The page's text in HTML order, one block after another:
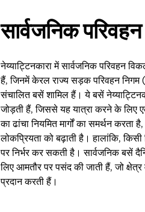
सार्वजनिक परिवहन
नेय्याट्टिनकारा में सार्वजनिक परिवहन
हैं, जिनमें केरल राज्य सड़क परिवहन निगम
संचालित बसें शामिल हैं। ये बसें
जोड़ती हैं, जिससे यह यात्रा करने के लिए
का ढांचा नियमित मार्गों का समर्थन
लोकप्रियता को बढ़ाती है। हालांकि,
पर निर्भर कर सकती है। सार्वजनिक बसें
लिए आमतौर पर पसंद की जाती हैं, जो
प्रदान करती हैं।